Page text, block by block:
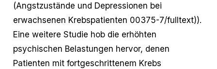
(Angstzustände und Depressionen bei
erwachsenen Krebspatienten 00375-7/fulltext)).
Eine weitere Studie hob die erhöhten
psychischen Belastungen hervor, denen
Patienten mit fortgeschrittenem Krebs